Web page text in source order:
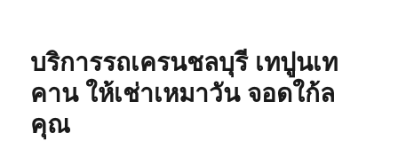
รับจ้าง
รถ
เฮี๊ยบ
บริการรถเครนชลบุรี เทปูนเท
คาน ให้เช่าเหมาวัน จอดใก้ล
คุณ